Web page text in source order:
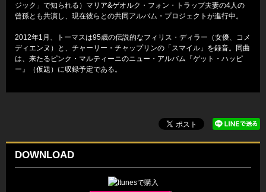
ジック」で知られる）マリア&ゲオルク・フォン・トラップ夫妻の4人の
曾孫とも共演し、現在彼らとの共同アルバム・プロジェクトが進行中。
2012年1月、トーマスは95歳の伝説的なフィリス・ディラー（女優、コメ
ディエンヌ）と、チャーリー・チャップリンの「スマイル」を録音。同曲
は、来たるピンク・マルティーニのニュー・アルバム『ゲット・ハッピ
ー』（仮題）に収録予定である。
DOWNLOAD